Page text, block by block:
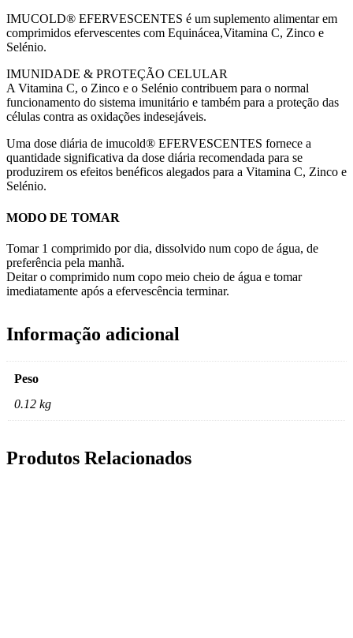
IMUCOLD® EFERVESCENTES é um suplemento alimentar em
comprimidos efervescentes com Equinácea,Vitamina C, Zinco e
Selénio.
IMUNIDADE & PROTEÇÃO CELULAR
A Vitamina C, o Zinco e o Selénio contribuem para o normal
funcionamento do sistema imunitário e também para a proteção das
células contra as oxidações indesejáveis.
Uma dose diária de imucold® EFERVESCENTES fornece a
quantidade significativa da dose diária recomendada para se
produzirem os efeitos benéficos alegados para a Vitamina C, Zinco e
Selénio.
MODO DE TOMAR
Tomar 1 comprimido por dia, dissolvido num copo de água, de
preferência pela manhã.
Deitar o comprimido num copo meio cheio de água e tomar
imediatamente após a efervescência terminar.
Informação adicional
Peso
0.12 kg
Produtos Relacionados